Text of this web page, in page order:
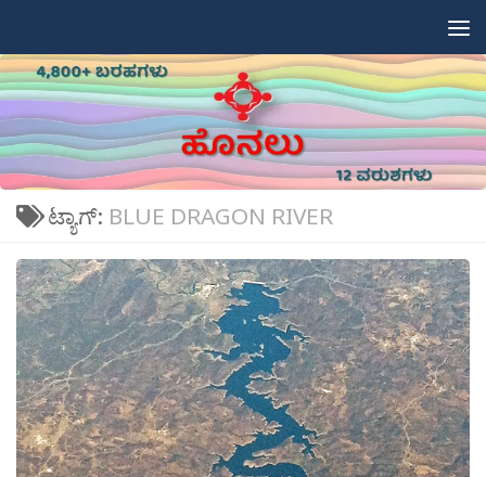
ಟ್ಯಾಗ್: BLUE DRAGON RIVER